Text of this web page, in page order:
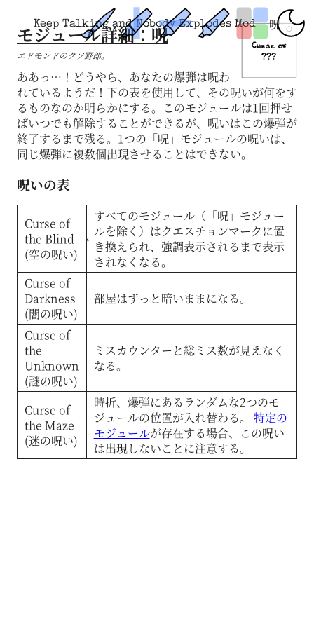
Keep Talking and Nobody Explodes Mod 呪
モジュール詳細：呪
エドモンドのクソ野郎。
ああっ…！どうやら、あなたの爆弾は呪わ
れているようだ！下の表を使用して、その呪いが何をす
るものなのか明らかにする。このモジュールは1回押せ
ばいつでも解除することができるが、呪いはこの爆弾が
終了するまで残る。1つの「呪」モジュールの呪いは、
同じ爆弾に複数個出現させることはできない。
呪いの表
Curse of
the Blind
(空の呪い)
すべてのモジュール（「呪」モジュー
ルを除く）はクエスチョンマークに置
き換えられ、強調表示されるまで表示
されなくなる。
Curse of
Darkness
(闇の呪い)
部屋はずっと暗いままになる。
Curse of
the
Unknown
(謎の呪い)
ミスカウンターと総ミス数が見えなく
なる。
Curse of
the Maze
(迷の呪い)
時折、爆弾にあるランダムな2つのモ
ジュールの位置が入れ替わる。 特定の
モジュールが存在する場合、この呪い
は出現しないことに注意する。